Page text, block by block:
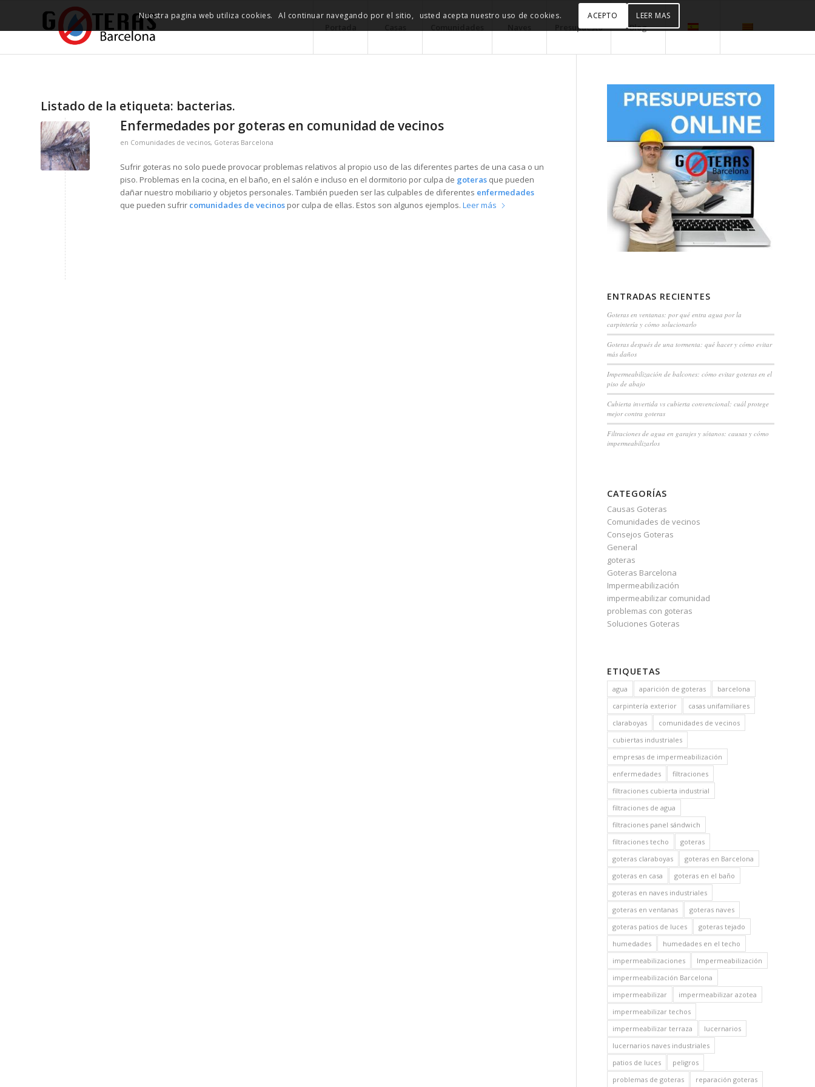
Presupuesto Blog
Listado de la etiqueta: bacterias.
Enfermedades por goteras en comunidad de vecinos
en Comunidades de vecinos, Goteras Barcelona
Sufrir goteras no solo puede provocar problemas relativos al propio uso de las diferentes partes de una casa o un
piso. Problemas en la cocina, en el baño, en el salón e incluso en el dormitorio por culpa de goteras que pueden
dañar nuestro mobiliario y objetos personales. También pueden ser las culpables de diferentes enfermedades
que pueden sufrir comunidades de vecinos por culpa de ellas. Estos son algunos ejemplos. Leer más
ENTRADAS RECIENTES
Goteras en ventanas: por qué entra agua por la
carpintería y cómo solucionarlo
Goteras después de una tormenta: qué hacer y cómo evitar
más daños
Impermeabilización de balcones: cómo evitar goteras en el
piso de abajo
Cubierta invertida vs cubierta convencional: cuál protege
mejor contra goteras
Filtraciones de agua en garajes y sótanos: causas y cómo
impermeabilizarlos
CATEGORÍAS
Causas Goteras
Comunidades de vecinos
Consejos Goteras
General
goteras
Goteras Barcelona
Impermeabilización
impermeabilizar comunidad
problemas con goteras
Soluciones Goteras
ETIQUETAS
agua aparición de goteras
barcelona
carpintería exterior
casas unifamiliares
claraboyas
comunidades de vecinos
cubiertas industriales
empresas de impermeabilización
enfermedades
filtraciones
filtraciones cubierta industrial
filtraciones de agua
filtraciones panel sándwich
filtraciones techo
goteras
goteras claraboyas
goteras en Barcelona
goteras en casa
goteras en el baño
goteras en naves industriales
goteras en ventanas
goteras naves
goteras patios de luces
goteras tejado
humedades
humedades en el techo
impermeabilizaciones
Impermeabilización
impermeabilización Barcelona
impermeabilizar
impermeabilizar azotea
impermeabilizar techos
impermeabilizar terraza
lucernarios
lucernarios naves industriales
patios de luces
peligros
problemas de goteras
reparación goteras
Nuestra pagina web utiliza cookies. Al continuar navegando por el sitio, usted acepta nuestro uso de cookies. ACEPTO LEER MAS